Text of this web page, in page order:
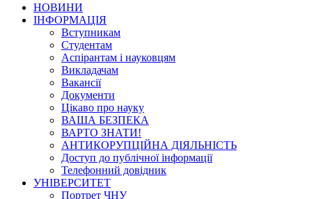
НОВИНИ
ІНФОРМАЦІЯ
Вступникам
Студентам
Аспірантам і науковцям
Викладачам
Вакансії
Документи
Цікаво про науку
ВАША БЕЗПЕКА
ВАРТО ЗНАТИ!
АНТИКОРУПЦІЙНА ДІЯЛЬНІСТЬ
Доступ до публічної інформації
Телефонний довідник
УНІВЕРСИТЕТ
Портрет ЧНУ